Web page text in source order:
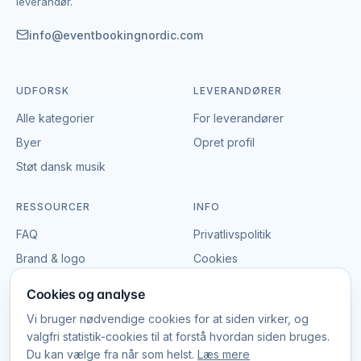
præcisere leverancen og indgå en aftale, der passer
info@eventbookingnordic.com
UDFORSK
Alle kategorier
Byer
Støt dansk musik
LEVERANDØRER
For leverandører
Opret profil
RESSOURCER
FAQ
Brand & logo
INFO
Privatlivspolitik
Cookies
Cookies og analyse
Vi bruger nødvendige cookies for at siden virker, og
valgfri statistik-cookies til at forstå hvordan siden bruges.
Du kan vælge fra når som helst. Læs mere